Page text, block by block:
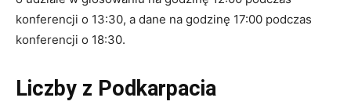
konferencji o 13:30, a dane na godzinę 17:00 podczas
konferencji o 18:30.
Liczby z Podkarpacia